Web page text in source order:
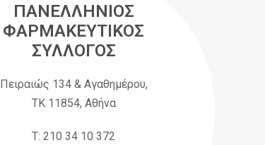
ΠΑΝΕΛΛΗΝΙΟΣ
ΦΑΡΜΑΚΕΥΤΙΚΟΣ
ΣΥΛΛΟΓΟΣ
Πειραιώς 134 & Αγαθημέρου,
ΤΚ 11854, Αθήνα
Τ: 210 34 10 372